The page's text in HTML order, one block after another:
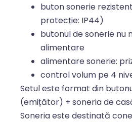
buton sonerie
protecție: IP44)
butonul de sonerie nu
alimentare
alimentare sonerie:
control volum pe 4
Setul este format din
(emițător) + soneria de
Soneria este destinată